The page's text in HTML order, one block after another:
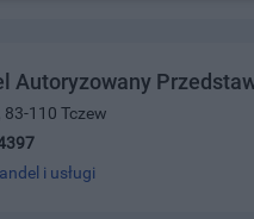
Autoryzowany
83-110 Tczew
i usługi